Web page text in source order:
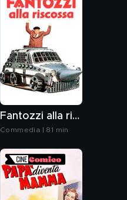
Fantozzi alla riscossa
Commedia | 81 min